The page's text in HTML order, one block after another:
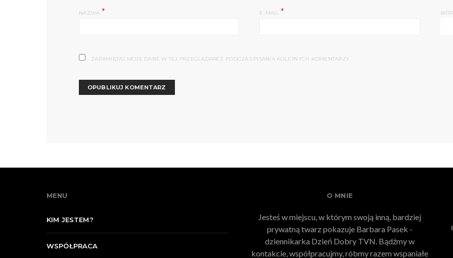
NAZWA * E-MAIL*
ZAPAMIĘTAJ MOJE DANE W TEJ PRZEGLĄDARCE PODCZAS PISANIA KOLEJNYCH KOMENTARZY.
MENU
KIM JESTEM?
WSPÓŁPRACA
O MNIE
Jesteś w miejscu, w którym swoją inną, bardziej
prywatną twarz pokazuje Barbara Pasek -
dziennikarka Dzień Dobry TVN. Bądźmy w
kontakcie, współpracujmy, róbmy razem wspaniałe